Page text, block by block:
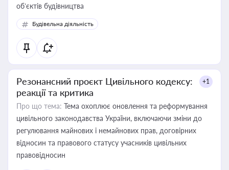
об’єктів будівництва
Будівельна діяльність
Резонансний проєкт Цивільного кодексу:
реакції та критика
+1
Про що тема: Тема охоплює оновлення та реформування
цивільного законодавства України, включаючи зміни до
регулювання майнових і немайнових прав, договірних
відносин та правового статусу учасників цивільних
правовідносин